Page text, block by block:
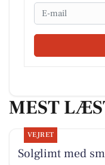
Email
MEST
VEJRET
Solglimt med